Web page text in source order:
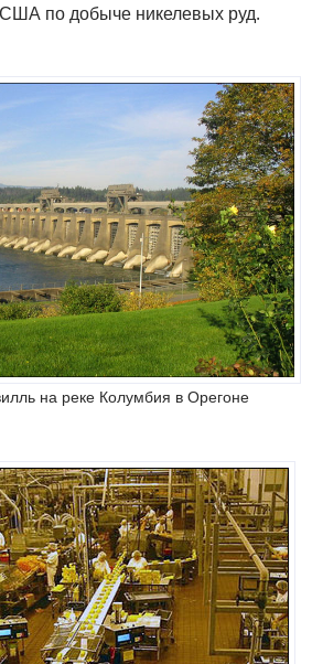
по добыче никелевых руд.
на реке Колумбия в Орегоне